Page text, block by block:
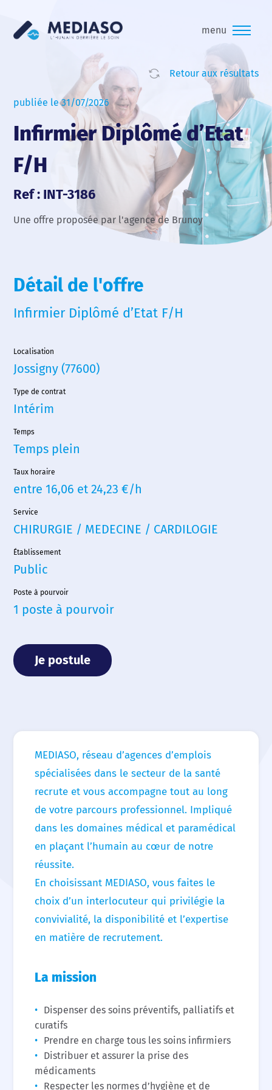
Nous choisir
Nos agences
Nos actualités
Nos offres d’emploi
Contact
menu
Retour aux résultats
publiée le 31/07/2026
Infirmier Diplômé d’Etat
F/H
Ref : INT-3186
Une offre proposée par l'agence de Brunoy
Détail de l'offre
Infirmier Diplômé d’Etat F/H
Localisation
Jossigny (77600)
Type de contrat
Intérim
Temps
Temps plein
Taux horaire
entre 16,06 et 24,23 €/h
Service
CHIRURGIE / MEDECINE / CARDILOGIE
Établissement
Public
Poste à pourvoir
1 poste à pourvoir
Je postule
MEDIASO, réseau d’agences d’emplois
spécialisées dans le secteur de la santé
recrute et vous accompagne tout au long
de votre parcours professionnel. Impliqué
dans les domaines médical et paramédical
en plaçant l’humain au cœur de notre
réussite.
En choisissant MEDIASO, vous faites le
choix d’un interlocuteur qui privilégie la
convivialité, la disponibilité et l’expertise
en matière de recrutement.
La mission
Dispenser des soins préventifs, palliatifs et
curatifs
Prendre en charge tous les soins infirmiers
Distribuer et assurer la prise des
médicaments
Respecter les normes d’hygiène et de